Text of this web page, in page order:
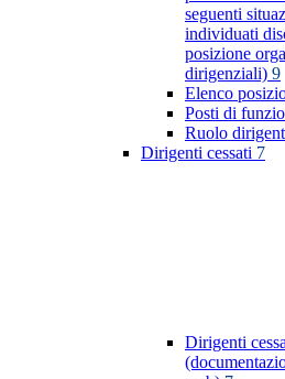
seguenti
individuati
posizione
dirigenziali) 9
Elenco
Posti di
Ruolo
Dirigenti cessati 7
Dirigenti